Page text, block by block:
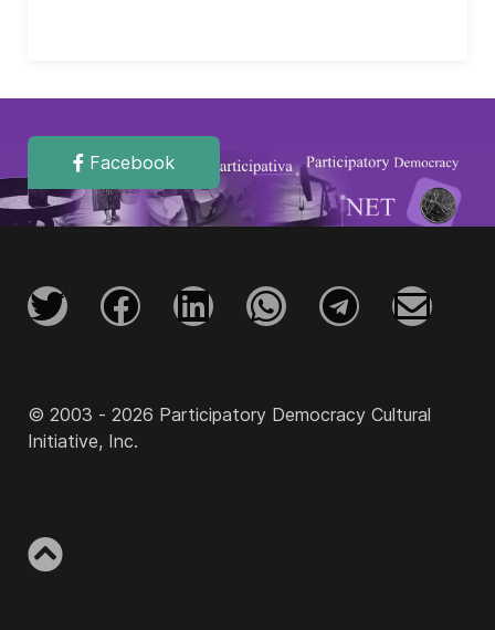
Facebook
© 2003 - 2026 Participatory Democracy Cultural
Initiative, Inc.